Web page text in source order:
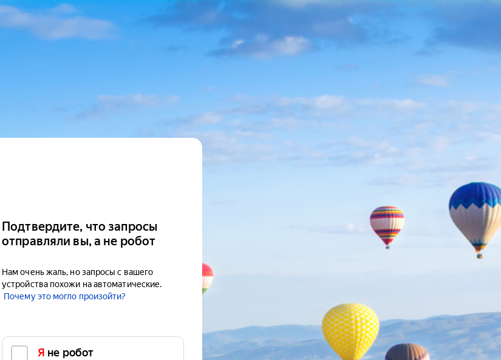
Подтвердите, что запросы
отправляли вы, а не робот
Нам очень жаль, но запросы с вашего
устройства похожи на автоматические.
Почему это могло произойти?
Я не робот